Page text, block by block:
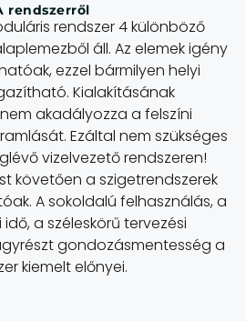
rendszerről
rendszer 4 különböző
áll. Az elemek igény
ezzel bármilyen helyi
Kialakításának
akadályozza a felszíni
Ezáltal nem szükséges
vizelvezető rendszeren!
követően a szigetrendszerek
A sokoldalú felhasználás, a
a széleskörű tervezési
gondozásmentesség a
kiemelt előnyei.